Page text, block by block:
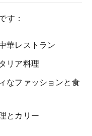
す：
華レストラン
リア料理
なファッションと食
とカリー